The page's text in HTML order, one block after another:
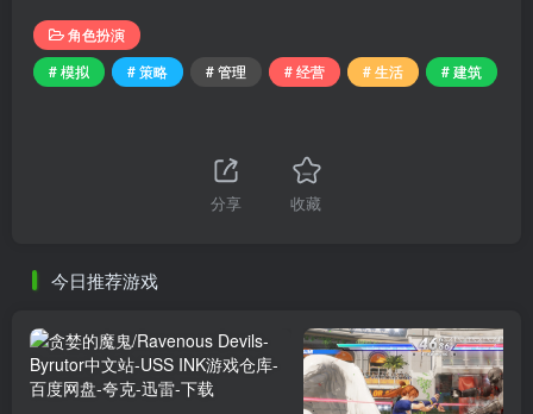
角色扮演
# 模拟
# 策略 # 管理 # 经营 # 生活 # 建筑
分享 收藏
今日推荐游戏